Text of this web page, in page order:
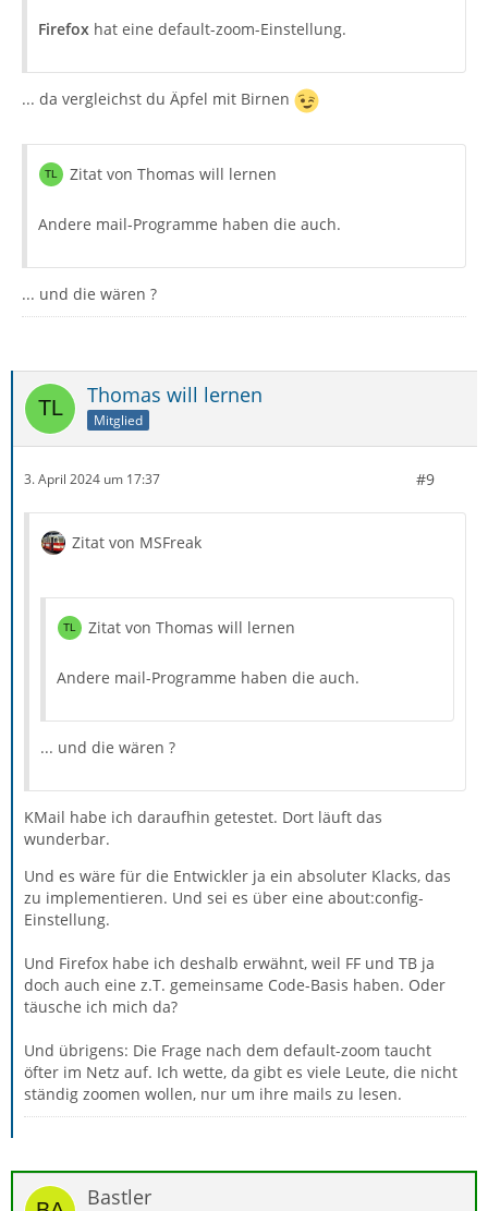
Firefox hat eine default-zoom-Einstellung.
... da vergleichst du Äpfel mit Birnen
Zitat von Thomas will lernen
Andere mail-Programme haben die auch.
... und die wären ?
Thomas will lernen
Mitglied
3. April 2024 um 17:37 #9
Zitat von MSFreak
Zitat von Thomas will lernen
Andere mail-Programme haben die auch.
... und die wären ?
KMail habe ich daraufhin getestet. Dort läuft das
wunderbar.
Und es wäre für die Entwickler ja ein absoluter Klacks, das
zu implementieren. Und sei es über eine about:config-
Einstellung.
Und Firefox habe ich deshalb erwähnt, weil FF und TB ja
doch auch eine z.T. gemeinsame Code-Basis haben. Oder
täusche ich mich da?
Und übrigens: Die Frage nach dem default-zoom taucht
öfter im Netz auf. Ich wette, da gibt es viele Leute, die nicht
ständig zoomen wollen, nur um ihre mails zu lesen.
Bastler